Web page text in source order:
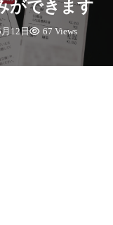
ができます
12日 67 Views